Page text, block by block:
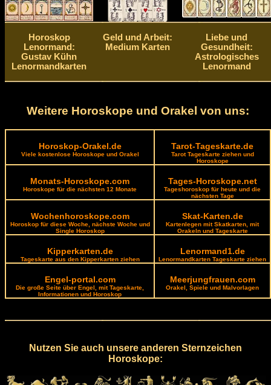
Horoskop
Lenormand:
Gustav Kühn
Lenormandkarten
Geld und Arbeit:
Medium Karten
Liebe und
Gesundheit:
Astrologisches
Lenormand
Weitere Horoskope und Orakel von uns:
Horoskop-Orakel.de
Viele kostenlose Horoskope und Orakel
Tarot-Tageskarte.de
Tarot Tageskarte ziehen und
Horoskope
Monats-Horoskope.com
Horoskope für die nächsten 12 Monate
Tages-Horoskope.net
Tageshoroskop für heute und die
nächsten Tage
Wochenhoroskope.com
Horoskop für diese Woche, nächste Woche und
Single Horoskop
Skat-Karten.de
Kartenlegen mit Skatkarten, mit
Orakeln und Tageskarte
Kipperkarten.de
Tageskarte aus den Kipperkarten ziehen
Lenormand1.de
Lenormandkarten Tageskarte ziehen
Engel-portal.com
Die große Seite über Engel, mit Tageskarte,
Informationen und Horoskop
Meerjungfrauen.com
Orakel, Spiele und Malvorlagen
Nutzen Sie auch unsere anderen Sternzeichen
Horoskope: